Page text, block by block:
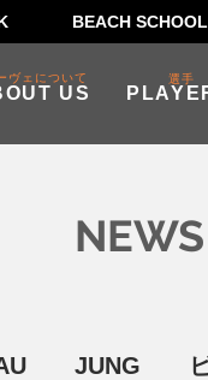
BEACH SCHOOL
US
ヴェについて 選手
NEWS
JUNG